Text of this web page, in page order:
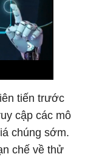
tiến trước
cập các mô
chúng sớm.
chế về thử